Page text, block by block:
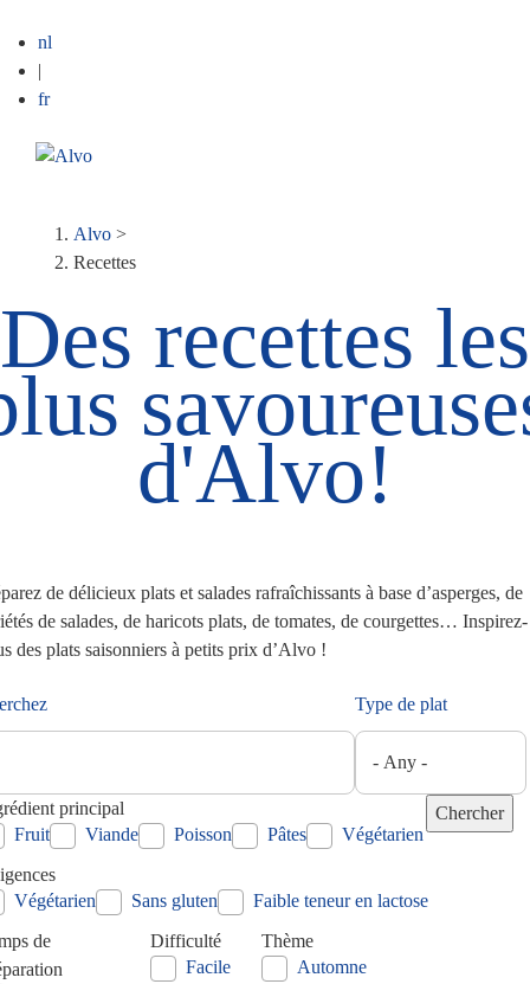
nl
|
fr
Fil
d'Ariane
Alvo >
Recettes
Des recettes les
d'Alvo!
de délicieux plats et salades rafraîchissants à base d’asperges, de
de salades, de haricots plats, de tomates, de courgettes… Inspirez-
des plats saisonniers à petits prix d’Alvo !
Type de plat
principal
Fruit
Viande Poisson Pâtes
Végétarien
Végétarien
Sans gluten
Faible teneur en lactose
de
Difficulté
Facile
Thème
Automne